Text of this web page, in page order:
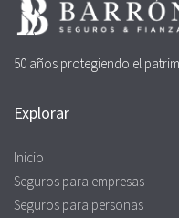
50 años protegiendo el
Explorar
Inicio
Seguros para empresas
Seguros para personas